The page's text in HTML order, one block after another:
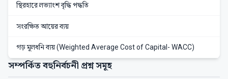
স্থিরহারে লভ্যাংশ বৃদ্ধি পদ্ধতি
সংরক্ষিত আয়ের ব্যয়
গড় মূলধনি ব্যয় (Weighted Average Cost of Capital- WACC)
সম্পর্কিত বহুনির্বচনী প্রশ্ন সমূহ